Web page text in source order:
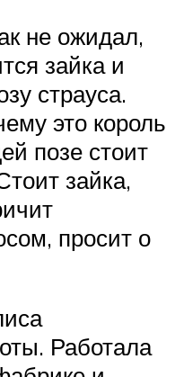
не ожидал,
зайка и
страуса.
это король
позе стоит
зайка,
просит о
Работала